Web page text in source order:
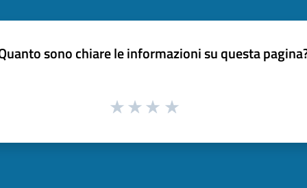
sono chiare le informazioni su questa